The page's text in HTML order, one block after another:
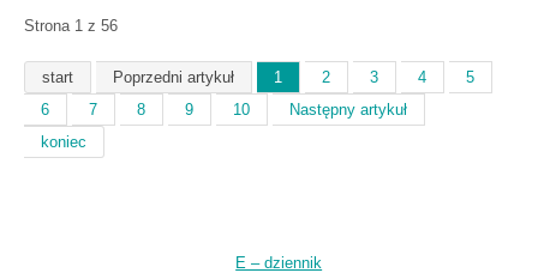
Strona 1 z 56
start Poprzedni artykuł 1 2 3 4
5
6
7 8 9 10
Następny artykuł
koniec
E – dziennik